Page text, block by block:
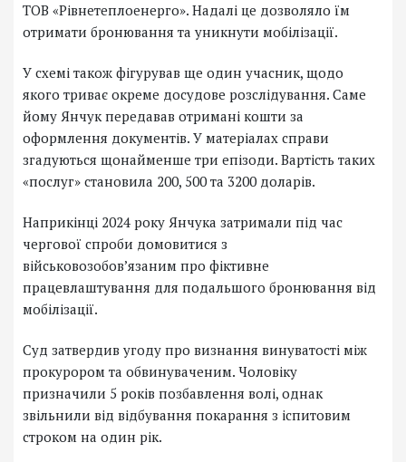
ТОВ «Рівнетеплоенерго». Надалі це дозволяло їм
отримати бронювання та уникнути мобілізації.
У схемі також фігурував ще один учасник, щодо
якого триває окреме досудове розслідування. Саме
йому Янчук передавав отримані кошти за
оформлення документів. У матеріалах справи
згадуються щонайменше три епізоди. Вартість таких
«послуг» становила 200, 500 та 3200 доларів.
Наприкінці 2024 року Янчука затримали під час
чергової спроби домовитися з
військовозобов’язаним про фіктивне
працевлаштування для подальшого бронювання від
мобілізації.
Суд затвердив угоду про визнання винуватості між
прокурором та обвинуваченим. Чоловіку
призначили 5 років позбавлення волі, однак
звільнили від відбування покарання з іспитовим
строком на один рік.